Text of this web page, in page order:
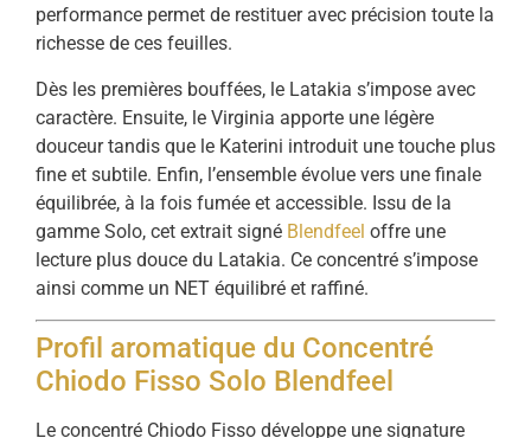
performance permet de restituer avec précision toute la
richesse de ces feuilles.
Dès les premières bouffées, le Latakia s’impose avec
caractère. Ensuite, le Virginia apporte une légère
douceur tandis que le Katerini introduit une touche plus
fine et subtile. Enfin, l’ensemble évolue vers une finale
équilibrée, à la fois fumée et accessible. Issu de la
gamme Solo, cet extrait signé Blendfeel offre une
lecture plus douce du Latakia. Ce concentré s’impose
ainsi comme un NET équilibré et raffiné.
Profil aromatique du Concentré
Chiodo Fisso Solo Blendfeel
Le concentré Chiodo Fisso développe une signature